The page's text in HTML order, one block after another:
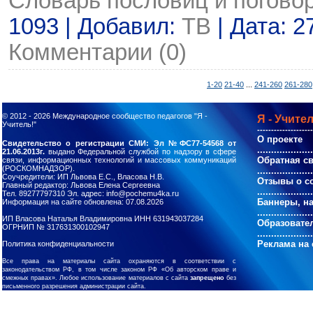
1093 | Добавил: ТВ | Дата:
Комментарии (0)
1-20 21-40 241-260 261-280
© 2012 - 2026 Международное сообщество педагогов "Я -
Учитель!"
Я -
О проекте
Обратная
Отзывы о
Баннеры,
Реклама на
Свидетельство о регистрации СМИ: Эл №ФС77-54568 от
21.06.2013г. выдано Федеральной службой по надзору в сфере
связи, информационных технологий и массовых коммуникаций
(РОСКОМНАДЗОР).
Соучредители: ИП Львова Е.С., Власова Н.В.
Главный редактор: Львова Елена Сергеевна
Тел. 89277797310 Эл. адрес: info@pochemu4ka.ru
Информация на сайте обновлена: 07.08.2026
ИП Власова Наталья Владимировна ИНН 631943037284
ОГРНИП № 317631300102947
Политика конфиденциальности
Все права на материалы сайта охраняются в соответствии с
законодательством РФ, в том числе законом РФ «Об авторском праве и
смежных правах». Любое использование материалов с сайта запрещенобез
письменного разрешения администрации сайта.